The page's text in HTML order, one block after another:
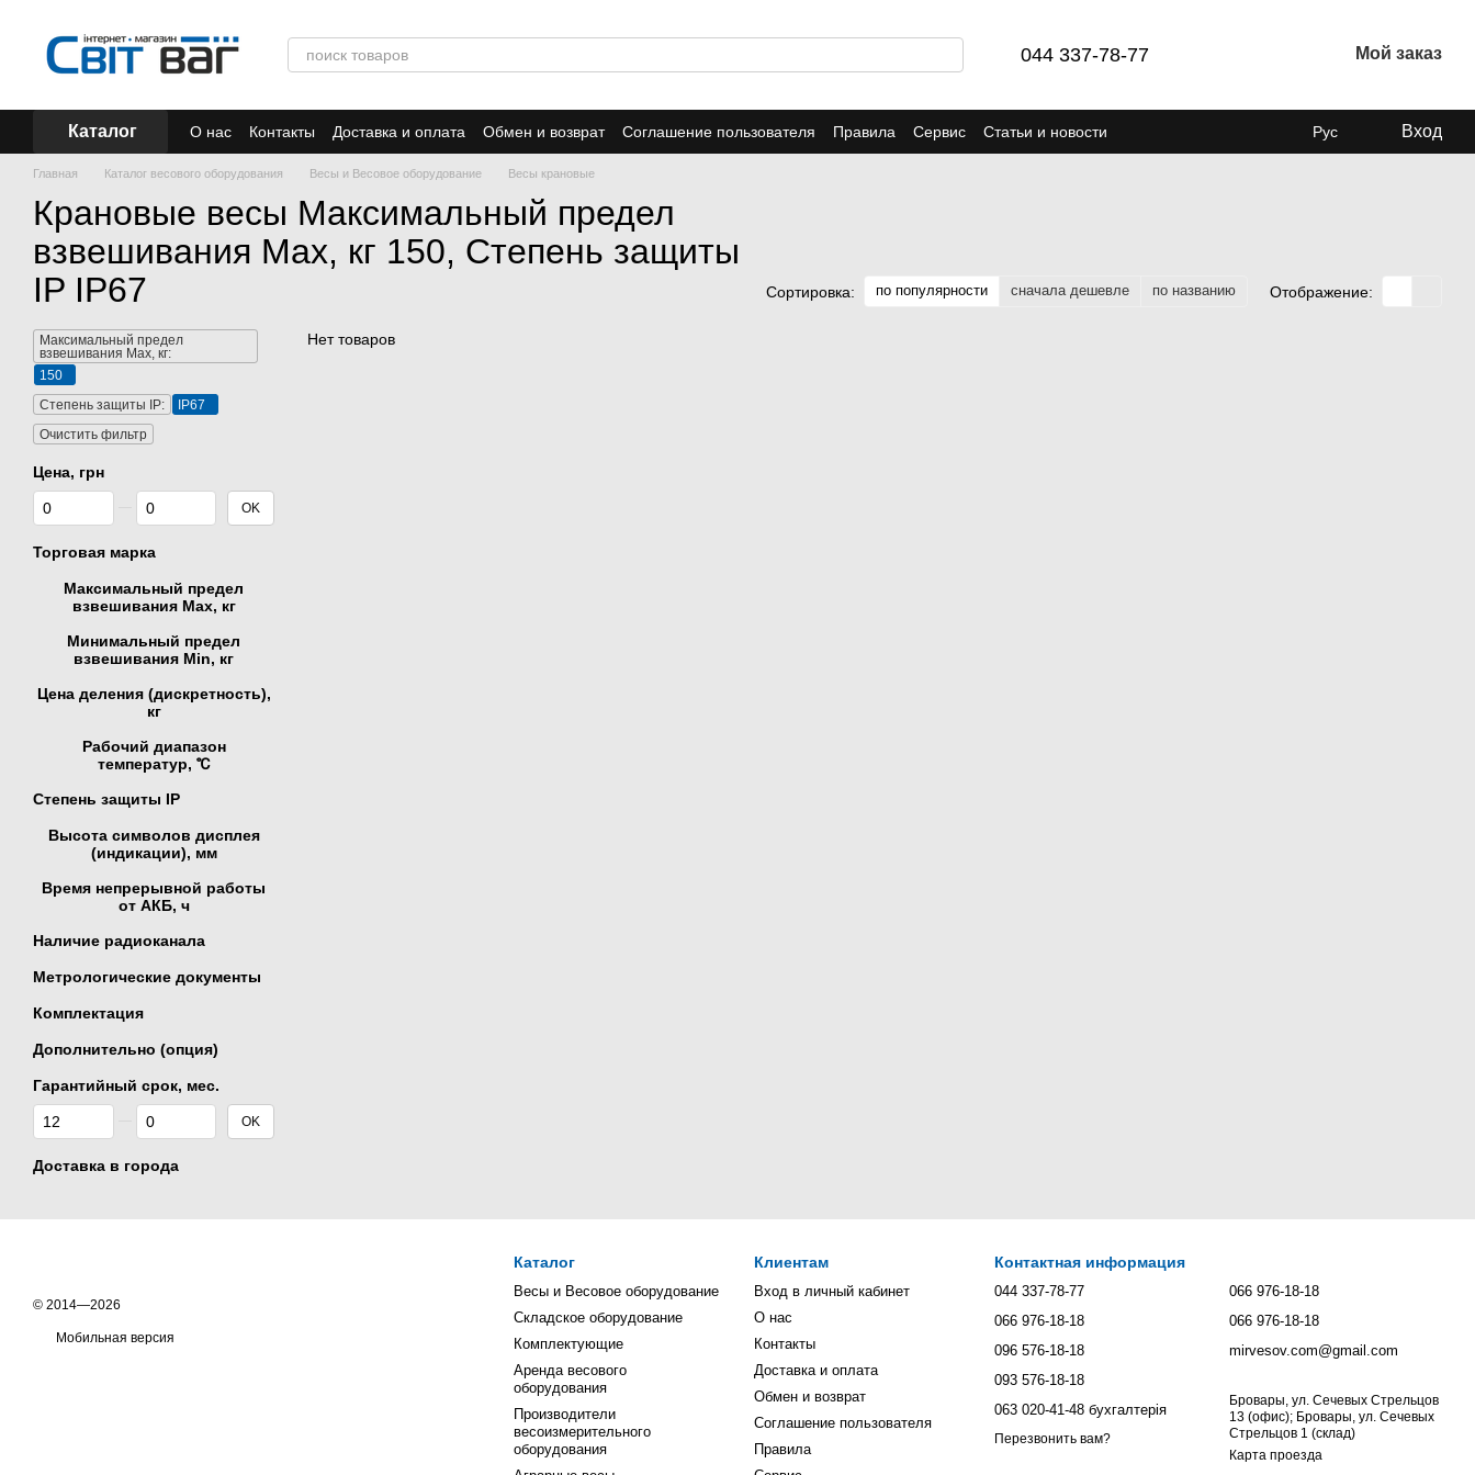
044 337-78-77 Мой заказ
Каталог О нас Контакты Доставка и оплата Обмен и возврат Соглашение пользователя Правила Сервис
Статьи и новости
Отзывы
Акции
Рус Вход
Главная Каталог весового оборудования Весы и Весовое оборудование Весы крановые
Крановые весы Максимальный предел
взвешивания Мах, кг 150, Степень защиты
IP IP67
Сортировка: по популярности сначала дешевле по названию Отображение:
Нет товаров
Максимальный предел
взвешивания Мах, кг:
150
Степень защиты IP:
IP67
Очистить фильтр
Цена, грн
От Цена, грн
До Цена, грн OK
Торговая марка
Максимальный предел
взвешивания Мах, кг
Минимальный предел
взвешивания Min, кг
Цена деления (дискретность),
кг
Рабочий диапазон
температур, ℃
Степень защиты IP
Высота символов дисплея
(индикации), мм
Время непрерывной работы
от АКБ, ч
Наличие радиоканала
Метрологические документы
Комплектация
Дополнительно (опция)
Гарантийный срок, мес.
От Гарантийный срок, мес.
До Гарантийный срок, мес. OK
Доставка в города
© 2014—2026
Мобильная версия
Каталог
Весы и Весовое оборудование
Складское оборудование
Комплектующие
Аренда весового
оборудования
Производители
весоизмерительного
оборудования
Клиентам
Вход в личный кабинет
О нас
Контакты
Доставка и оплата
Обмен и возврат
Соглашение пользователя
Правила
Контактная информация
044 337-78-77
066 976-18-18
096 576-18-18
093 576-18-18
063 020-41-48 бухгалтерія
Перезвонить вам?
066 976-18-18
066 976-18-18
mirvesov.com@gmail.com
Бровары, ул. Сечевых Стрельцов
13 (офис); Бровары, ул. Сечевых
Стрельцов 1 (склад)
Карта проезда